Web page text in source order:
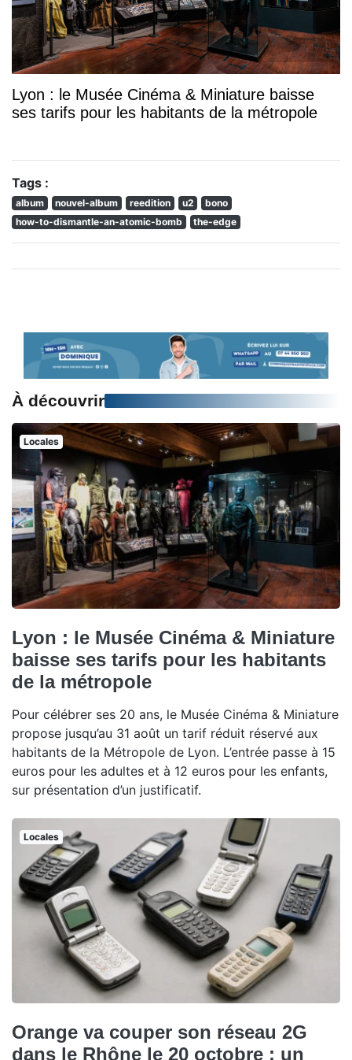
Lyon : le Musée Cinéma & Miniature baisse
ses tarifs pour les habitants de la métropole
Tags :
album nouvel-album reedition u2
bono
how-to-dismantle-an-atomic-bomb
the-edge
À découvrir
Locales
Lyon : le Musée Cinéma & Miniature
baisse ses tarifs pour les habitants
de la métropole
Pour célébrer ses 20 ans, le Musée Cinéma & Miniature
propose jusqu’au 31 août un tarif réduit réservé aux
habitants de la Métropole de Lyon. L’entrée passe à 15
euros pour les adultes et à 12 euros pour les enfants,
sur présentation d’un justificatif.
Locales
Orange va couper son réseau 2G
dans le Rhône le 20 octobre : un